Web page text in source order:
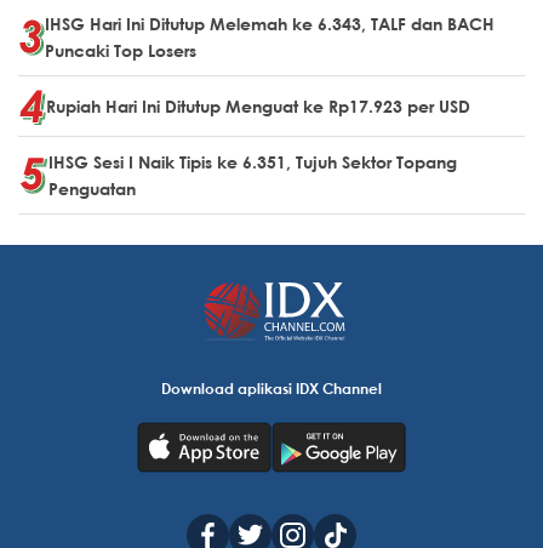
IHSG Hari Ini Ditutup Melemah ke 6.343, TALF dan BACH
Puncaki Top Losers
Rupiah Hari Ini Ditutup Menguat ke Rp17.923 per USD
IHSG Sesi I Naik Tipis ke 6.351, Tujuh Sektor Topang
Penguatan
Download aplikasi IDX Channel